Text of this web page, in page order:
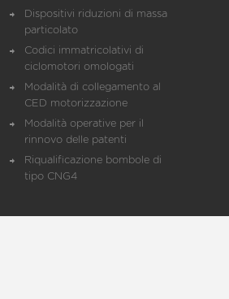
Dispositivi riduzioni di massa
particolato
Codici immatricolativi di
ciclomotori omologati
Modalità di collegamento al
CED motorizzazione
Modalità operative per il
rinnovo delle patenti
Riqualificazione bombole di
tipo CNG4